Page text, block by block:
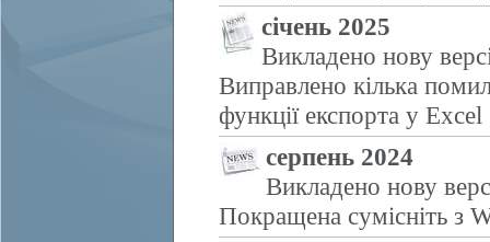
січень 2025
Викладено нову
Виправлено кілька
функції експорта у Excel
серпень 2024
Викладено нову
Покращена сумісніть з